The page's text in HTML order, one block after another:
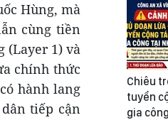
Hùng, mà
cùng tiền
(Layer 1) và
chính thức
hành lang
tiếp cận
Chiêu
tuyển
gia